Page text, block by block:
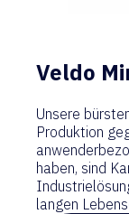
Veldo
Unsere
Produktion
haben, sind
langen